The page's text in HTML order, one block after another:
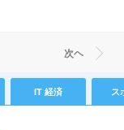
次ヘ
IT 経済 ス